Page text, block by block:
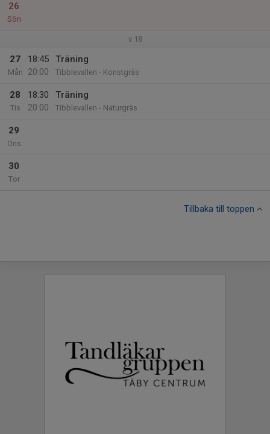
26
Sön
v.18
27
Mån
18:45
20:00
Träning
Tibblevallen - Konstgräs
28
Tis
18:30
20:00
Träning
Tibblevallen - Naturgräs
29
Ons
30
Tor
Tillbaka till toppen